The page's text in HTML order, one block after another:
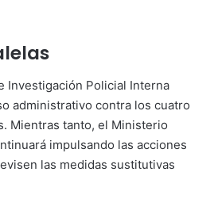
Investigación Policial Interna
administrativo contra los cuatro
Mientras tanto, el Ministerio
impulsando las acciones
las medidas sustitutivas